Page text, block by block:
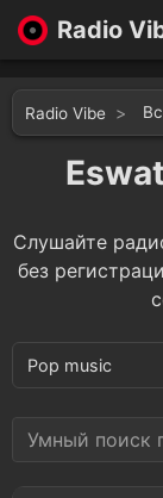
Radio
New
Genres
Likes
Top 100
Войти
Radio Vibe
Слушайте
без
Pop music